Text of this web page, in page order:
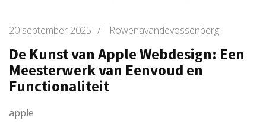
20 september 2025 / Rowenavandevossenberg
De Kunst van Apple Webdesign: Een
Meesterwerk van Eenvoud en
Functionaliteit
apple